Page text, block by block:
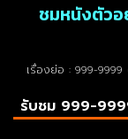
ชมหนังตัวอ
เรื่องย่อ : 999-
รับชม 999-